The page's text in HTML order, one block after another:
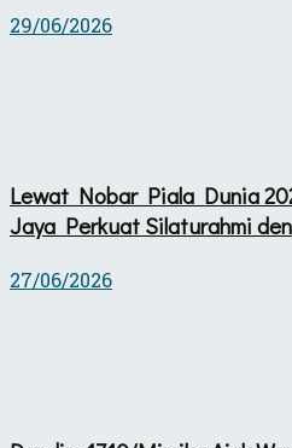
29/06/2026
Lewat Nobar Piala Dunia
Jaya Perkuat Silaturahmi
27/06/2026